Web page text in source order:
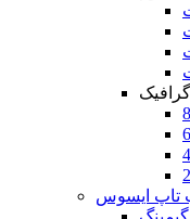
تاپ ایسوس